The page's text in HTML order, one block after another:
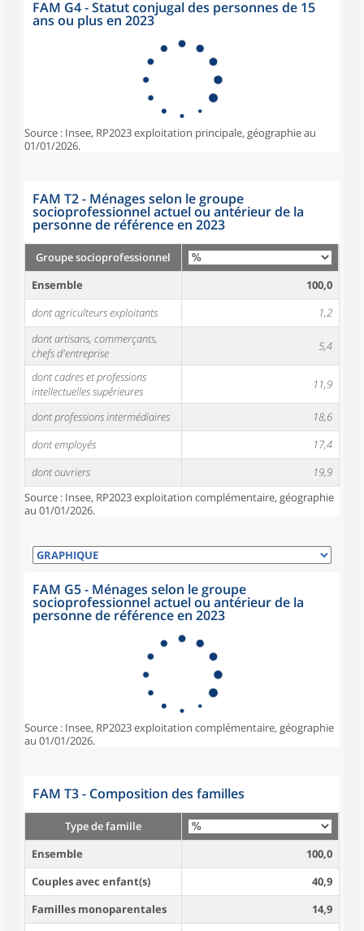
FAM G4 - Statut conjugal des personnes de 15
ans ou plus en 2023
Source : Insee, RP2023 exploitation principale, géographie au
01/01/2026.
FAM T2 - Ménages selon le groupe
socioprofessionnel actuel ou antérieur de la
personne de référence en 2023
Groupe socioprofessionnel
Ensemble
100,0
dont agriculteurs exploitants
1,2
dont artisans, commerçants,
chefs d'entreprise
5,4
dont cadres et professions
intellectuelles supérieures
11,9
dont professions intermédiaires
18,6
dont employés
17,4
dont ouvriers
19,9
Source : Insee, RP2023 exploitation complémentaire, géographie
au 01/01/2026.
FAM G5 - Ménages selon le groupe
socioprofessionnel actuel ou antérieur de la
personne de référence en 2023
Source : Insee, RP2023 exploitation complémentaire, géographie
au 01/01/2026.
FAM T3 - Composition des familles
Type de famille
Ensemble
100,0
Couples avec enfant(s)
40,9
Familles monoparentales
14,9